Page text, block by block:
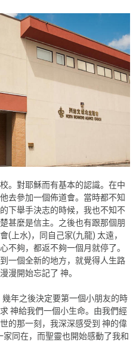
。對耶穌而有基本的認識。在中
去參加一個佈道會。當時都不知
下舉手決志的時候，我也不知不
甚麼是信主。之後也有跟那個朋
(上水)，同自己家(九龍) 太遠，
不夠，都返不夠一個月就停了。
一個全新的地方，就覺得人生路
漫開始忘記了 神。
年之後決定要第一個小朋友的時
神給我們一個小生命。由我們經
的那一刻，我深深感受到 神的偉
同在，而聖靈也開始感動了我和